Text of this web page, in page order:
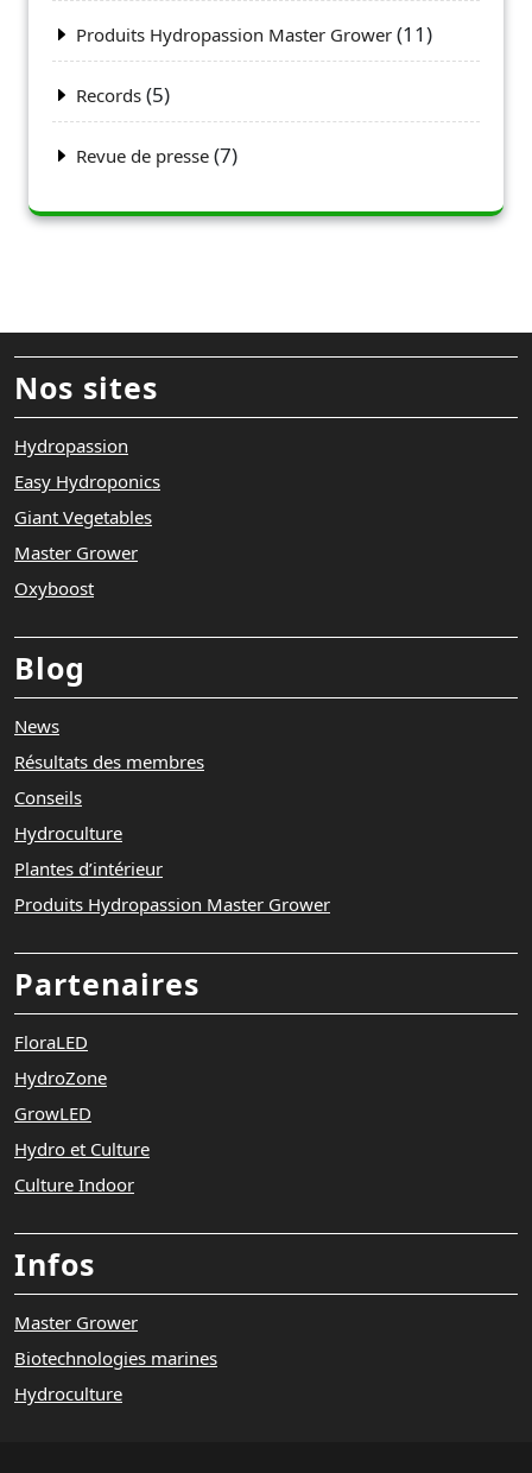
Produits Hydropassion Master Grower (11)
Records (5)
Revue de presse (7)
Nos sites
Hydropassion
Easy Hydroponics
Giant Vegetables
Master Grower
Oxyboost
Blog
News
Résultats des membres
Conseils
Hydroculture
Plantes d’intérieur
Produits Hydropassion Master Grower
Partenaires
FloraLED
HydroZone
GrowLED
Hydro et Culture
Culture Indoor
Infos
Master Grower
Biotechnologies marines
Hydroculture